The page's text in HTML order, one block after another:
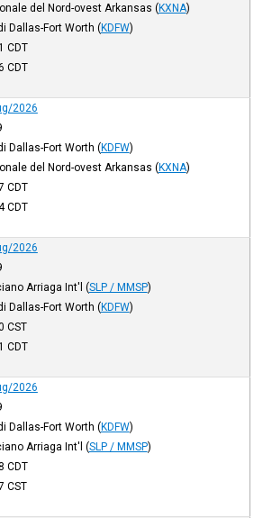
del Nord-ovest Arkansas (KXNA)
Dallas-Fort Worth (KDFW)
CDT
CDT
2026
Dallas-Fort Worth (KDFW)
del Nord-ovest Arkansas (KXNA)
CDT
CDT
2026
Arriaga Int'l (SLP / MMSP)
Dallas-Fort Worth (KDFW)
CST
CDT
2026
Dallas-Fort Worth (KDFW)
Arriaga Int'l (SLP / MMSP)
CDT
CST